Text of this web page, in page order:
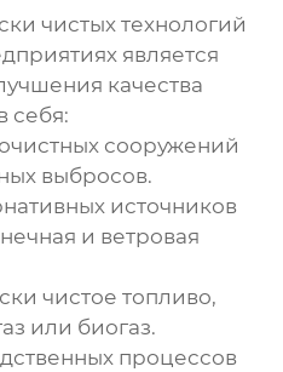
чистых технологий
является
качества
себя:
сооружений
выбросов.
источников
и ветровая
чистое топливо,
или биогаз.
процессов